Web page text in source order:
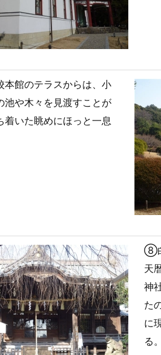
本館のテラスからは、小
池や木々を見渡すことが
着いた眺めにほっと一息
⑧
天
神
た
に
る